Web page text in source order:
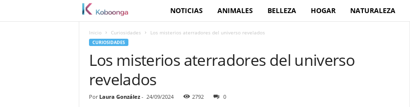
o
b
o
NOTICIAS ANIMALES BELLEZA HOGAR NATURALEZA
Inicio Curiosidades Los misterios aterradores del universo revelados
CURIOSIDADES
Los misterios aterradores del universo
revelados
Por Laura González- 24/09/2024 2792 0